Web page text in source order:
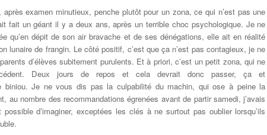
examen minutieux, penche plutôt pour un zona, ce qui n’est pas une
fait un géant il y a deux ans, après un terrible choc psychologique. Je ne
qu’en dépit de son air bravache et de ses dénégations, elle ait en réalité
lunaire de frangin. Le côté positif, c’est que ça n’est pas contagieux, je ne
d’élèves subitement purulents. Et à priori, c’est un petit zona, qui ne
Deux jours de repos et cela devrait donc passer, ça et
biniou. Je ne vous dis pas la culpabilité du machin, qui ose à peine la
au nombre des recommandations égrenées avant de partir samedi, j’avais
d’imaginer, exceptées les clés à ne surtout pas oublier lorsqu’ils